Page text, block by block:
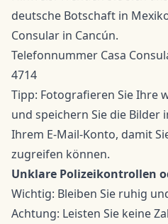
deutsche Botschaft in
Consular in Cancún.
Telefonnummer Casa
4714
Tipp: Fotografieren Sie Ihre
und speichern Sie die Bilder
Ihrem E-Mail-Konto, damit
zugreifen können.
Unklare Polizeikontrollen
Wichtig: Bleiben Sie ruhig
Achtung: Leisten Sie keine